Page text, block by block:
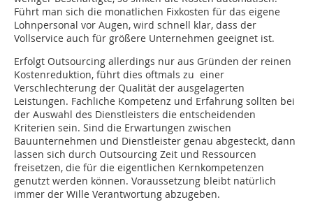
Führt man sich die monatlichen Fixkosten für das eigene
Lohnpersonal vor Augen, wird schnell klar, dass der
Vollservice auch für größere Unternehmen geeignet ist.
Erfolgt Outsourcing allerdings nur aus Gründen der reinen
Kostenreduktion, führt dies oftmals zu einer
Verschlechterung der Qualität der ausgelagerten
Leistungen. Fachliche Kompetenz und Erfahrung sollten bei
der Auswahl des Dienstleisters die entscheidenden
Kriterien sein. Sind die Erwartungen zwischen
Bauunternehmen und Dienstleister genau abgesteckt, dann
lassen sich durch Outsourcing Zeit und Ressourcen
freisetzen, die für die eigentlichen Kernkompetenzen
genutzt werden können. Voraussetzung bleibt natürlich
immer der Wille Verantwortung abzugeben.